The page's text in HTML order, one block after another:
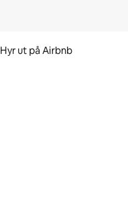
Hyr ut på Airbnb